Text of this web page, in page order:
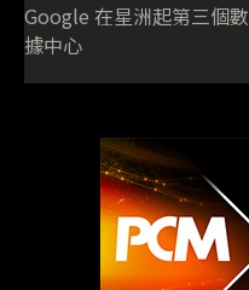
Google 在星洲起第三個數
據中心